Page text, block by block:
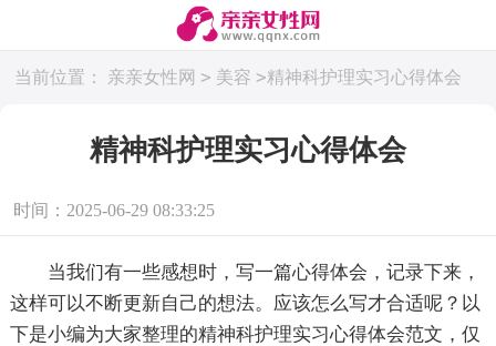
当前位置： 亲亲女性网 > 美容 >精神科护理实习心得体会
精神科护理实习心得体会
时间：2025-06-29 08:33:25
当我们有一些感想时，写一篇心得体会，记录下来，
这样可以不断更新自己的想法。应该怎么写才合适呢？以
下是小编为大家整理的精神科护理实习心得体会范文，仅